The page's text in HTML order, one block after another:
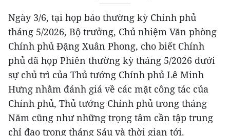
Ngày 3/6, tại họp báo thường kỳ Chính phủ
tháng 5/2026, Bộ trưởng, Chủ nhiệm Văn phòng
Chính phủ Đặng Xuân Phong, cho biết Chính
phủ đã họp Phiên thường kỳ tháng 5/2026 dưới
sự chủ trì của Thủ tướng Chính phủ Lê Minh
Hưng nhằm đánh giá về các mặt công tác của
Chính phủ, Thủ tướng Chính phủ trong tháng
Năm cũng như những trọng tâm cần tập trung
chỉ đạo trong tháng Sáu và thời gian tới.